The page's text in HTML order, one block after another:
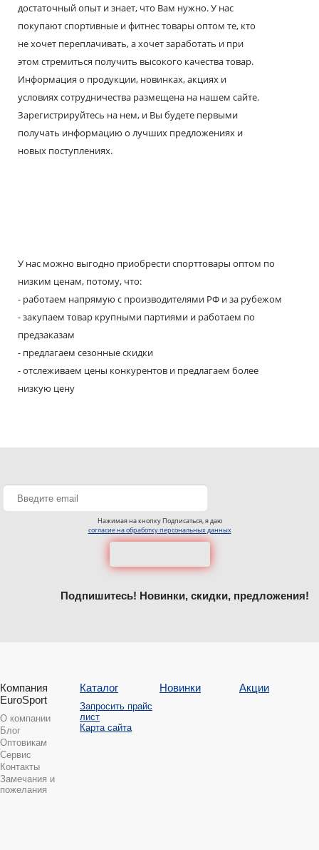
достаточный опыт и знает, что Вам нужно. У нас
покупают спортивные и фитнес товары оптом те, кто
не хочет переплачивать, а хочет заработать и при
этом стремиться получить высокого качества товар.
Информация о продукции, новинках, акциях и
условиях сотрудничества размещена на нашем сайте.
Зарегистрируйтесь на нем, и Вы будете первыми
получать информацию о лучших предложениях и
новых поступлениях.
У нас можно выгодно приобрести спорттовары оптом по
низким ценам, потому, что:
- работаем напрямую с производителями РФ и за рубежом
- закупаем товар крупными партиями и работаем по
предзаказам
- предлагаем сезонные скидки
- отслеживаем цены конкурентов и предлагаем более
низкую цену
Нажимая на кнопку Подписаться, я даю
согласие на обработку персональных данных
Подпишитесь! Новинки, скидки, предложения!
Компания
EuroSport
О компании
Блог
Оптовикам
Сервис
Контакты
Замечания и
пожелания
Каталог
Запросить прайс
лист
Карта сайта
Новинки Акции